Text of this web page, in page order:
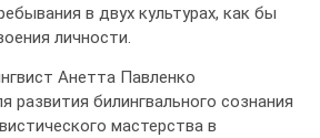
в двух культурах, как бы
личности.
Анетта Павленко
развития билингвального сознания
мастерства в